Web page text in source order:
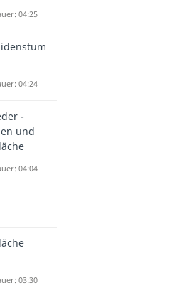
04:25
04:24
-
und
04:04
03:30